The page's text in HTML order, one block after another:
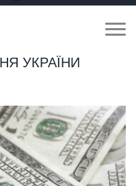
УКРАЇНИ